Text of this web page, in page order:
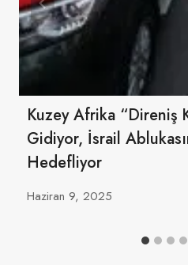
Kuzey Afrika “direniş
Gidiyor, İsrail
Hedefliyor
Haziran 9, 2025